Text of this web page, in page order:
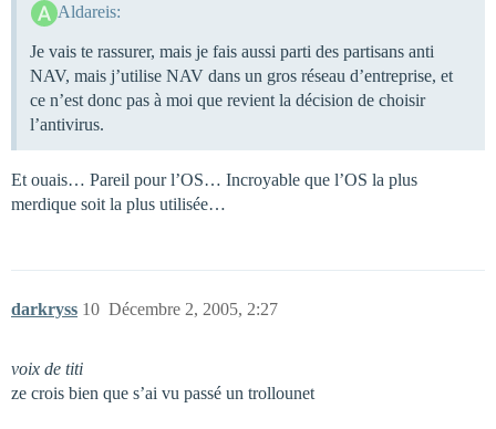
Aldareis:
Je vais te rassurer, mais je fais aussi parti des partisans anti
NAV, mais j’utilise NAV dans un gros réseau d’entreprise, et
ce n’est donc pas à moi que revient la décision de choisir
l’antivirus.
Et ouais… Pareil pour l’OS… Incroyable que l’OS la plus
merdique soit la plus utilisée…
darkryss Décembre 2, 2005, 2:27
10
voix de titi
ze crois bien que s’ai vu passé un trollounet